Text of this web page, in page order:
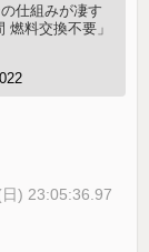
仕組みが凄す
料交換不要」
) 23:05:36.97